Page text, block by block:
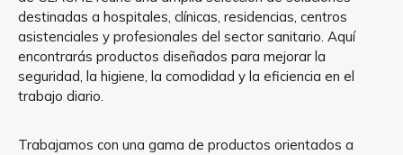
destinadas a hospitales, clínicas, residencias, centros
asistenciales y profesionales del sector sanitario. Aquí
encontrarás productos diseñados para mejorar la
seguridad, la higiene, la comodidad y la eficiencia en el
trabajo diario.
Trabajamos con una gama de productos orientados a